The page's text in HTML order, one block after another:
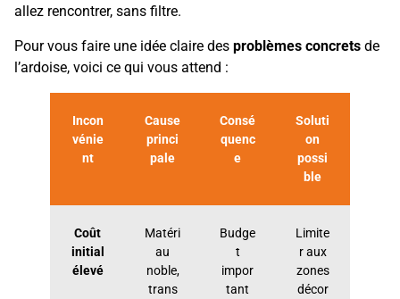
allez rencontrer, sans filtre.
Pour vous faire une idée claire des problèmes concrets de
l’ardoise, voici ce qui vous attend :
Incon
vénie
nt
Cause
princi
pale
Consé
quenc
e
Soluti
on
possi
ble
Coût
initial
élevé
Matéri
au
noble,
trans
Budge
t
impor
tant
Limite
r aux
zones
décor